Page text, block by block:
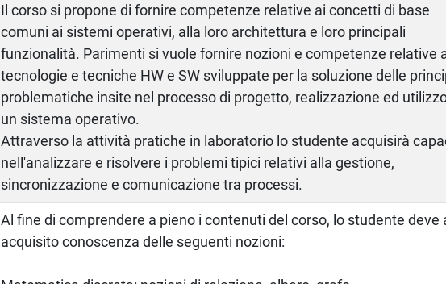
Il corso si propone di fornire competenze relative ai concetti di base
comuni ai sistemi operativi, alla loro architettura e loro principali
funzionalità. Parimenti si vuole fornire nozioni e competenze relative
tecnologie e tecniche HW e SW sviluppate per la soluzione delle
problematiche insite nel processo di progetto, realizzazione ed
un sistema operativo.
Attraverso la attività pratiche in laboratorio lo studente acquisirà
nell'analizzare e risolvere i problemi tipici relativi alla gestione,
sincronizzazione e comunicazione tra processi.
Al fine di comprendere a pieno i contenuti del corso, lo studente deve
acquisito conoscenza delle seguenti nozioni: